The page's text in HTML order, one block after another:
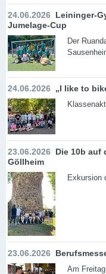
24.06.2026 Leininger-
Jumelage-Cup
Der
24.06.2026 „I like to
23.06.2026 Die 10b auf
Göllheim
Exkursion
23.06.2026
Am